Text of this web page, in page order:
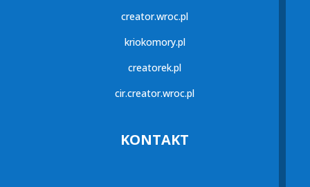
creator.wroc.pl
kriokomory.pl
creatorek.pl
cir.creator.wroc.pl
KONTAKT